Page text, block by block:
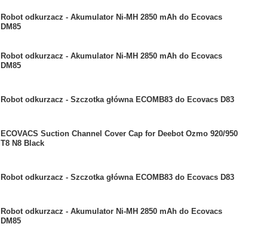
Robot odkurzacz - Akumulator Ni-MH 2850 mAh do Ecovacs
DM85
Robot odkurzacz - Akumulator Ni-MH 2850 mAh do Ecovacs
DM85
Robot odkurzacz - Szczotka główna ECOMB83 do Ecovacs D83
ECOVACS Suction Channel Cover Cap for Deebot Ozmo 920/950
T8 N8 Black
Robot odkurzacz - Szczotka główna ECOMB83 do Ecovacs D83
Robot odkurzacz - Akumulator Ni-MH 2850 mAh do Ecovacs
DM85